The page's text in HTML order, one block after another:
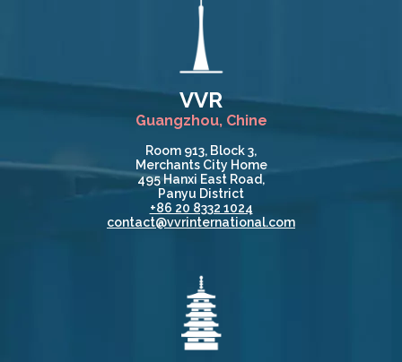
VVR
Guangzhou, Chine
Room 913, Block 3,
Merchants City Home
495 Hanxi East Road,
Panyu District
+86 20 8332 1024
contact@vvrinternational.com